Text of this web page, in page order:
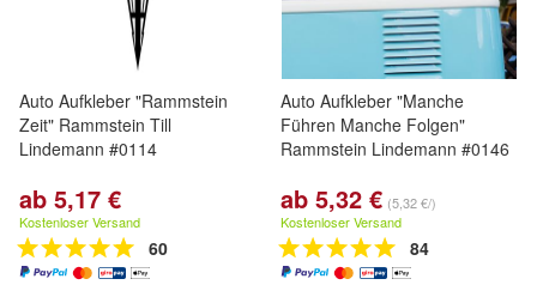
Auto Aufkleber "Rammstein
Zeit" Rammstein Till
Lindemann #0114
ab 5,17 €
Kostenloser Versand
60
Auto Aufkleber "Manche
Führen Manche Folgen"
Rammstein Lindemann #0146
ab 5,32 € (5,32 €/)
Kostenloser Versand
84